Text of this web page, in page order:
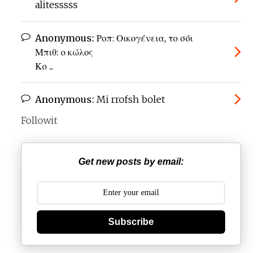
alitesssss
Anonymous: Ροπ: Οικογένεια, το σόι
Μπιθ: ο κώλος
Κο ...
Anonymous: Mi rrofsh bolet
Followit
Get new posts by email:
Subscribe